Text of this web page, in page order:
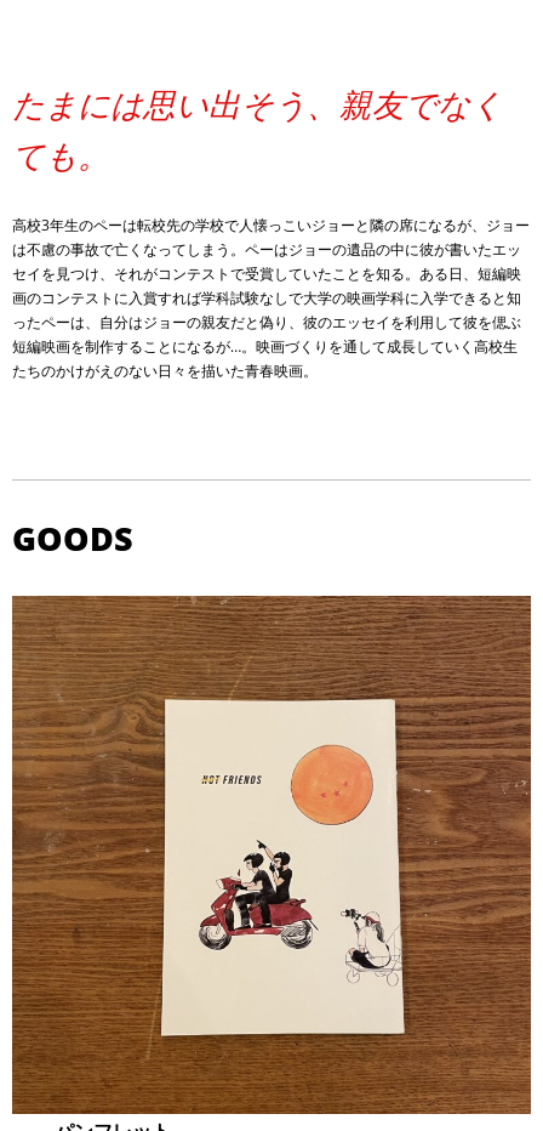
たまには思い出そう、親友でなく
ても。
高校3年生のペーは転校先の学校で人懐っこいジョーと隣の席になるが、ジョー
は不慮の事故で亡くなってしまう。ペーはジョーの遺品の中に彼が書いたエッ
セイを見つけ、それがコンテストで受賞していたことを知る。ある日、短編映
画のコンテストに入賞すれば学科試験なしで大学の映画学科に入学できると知
ったペーは、自分はジョーの親友だと偽り、彼のエッセイを利用して彼を偲ぶ
短編映画を制作することになるが…。映画づくりを通して成長していく高校生
たちのかけがえのない日々を描いた青春映画。
GOODS